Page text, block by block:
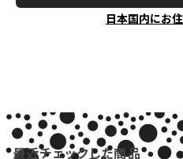
日本国内にお
最近チェックした商品